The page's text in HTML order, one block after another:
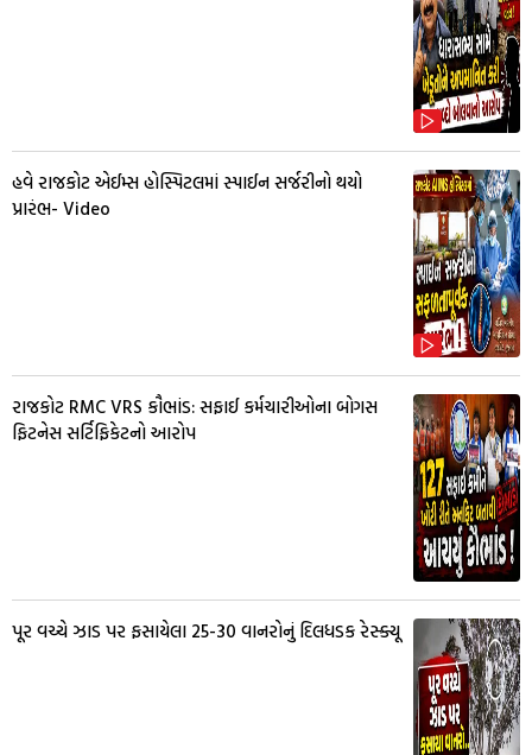
હવે રાજકોટ એઈમ્સ હોસ્પિટલમાં સ્પાઈન સર્જરીનો થયો
પ્રારંભ- Video
રાજકોટ RMC VRS કૌભાંડ: સફાઈ કર્મચારીઓના બોગસ
ફિટનેસ સર્ટિફિકેટનો આરોપ
પૂર વચ્ચે ઝાડ પર ફસાયેલા 25-30 વાનરોનું દિલધડક રેસ્ક્યૂ